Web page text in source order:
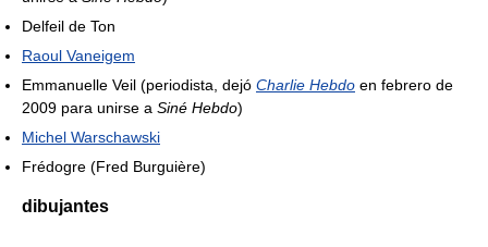
Delfeil de Ton
Raoul Vaneigem
Emmanuelle Veil (periodista, dejó Charlie Hebdo en febrero de
2009 para unirse a Siné Hebdo)
Michel Warschawski
Frédogre (Fred Burguière)
dibujantes